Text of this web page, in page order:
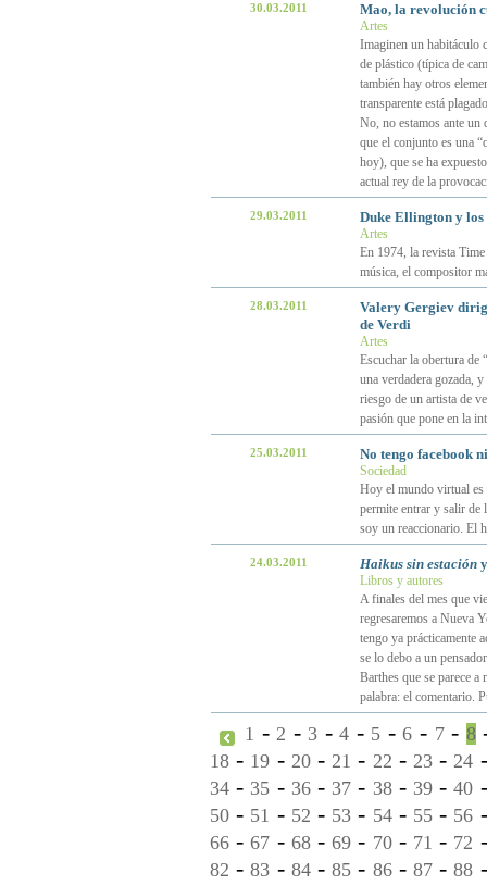
30.03.2011 Mao, la revolución
Artes
Imaginen un habitáculo
de plástico (típica de
también hay otros
transparente está
No, no estamos ante un
que el conjunto es una
hoy), que se ha
actual rey de la
29.03.2011 Duke Ellington y los
Artes
En 1974, la revista
música, el compositor
28.03.2011
Valery Gergiev
de Verdi
Artes
Escuchar la obertura de
una verdadera gozada,
riesgo de un artista de
pasión que pone en la
25.03.2011 No tengo facebook
Sociedad
Hoy el mundo virtual es
permite entrar y salir de
soy un reaccionario. El
24.03.2011 Haikus sin estacióny
Libros y autores
A finales del mes que
regresaremos a Nueva
tengo ya prácticamente
se lo debo a un
Barthes que se parece
palabra: el comentario.
1 -2 - 3 -4 - 5 -6 - 7- 8
18 - 19 - 20-21 - 22 - 23-24
34 - 35 - 36- 37 - 38- 39-40
50 - 51 - 52 - 53 - 54- 55- 56
66 -67 - 68-69 - 70- 71 - 72
82 -83 - 84-85 - 86- 87-88